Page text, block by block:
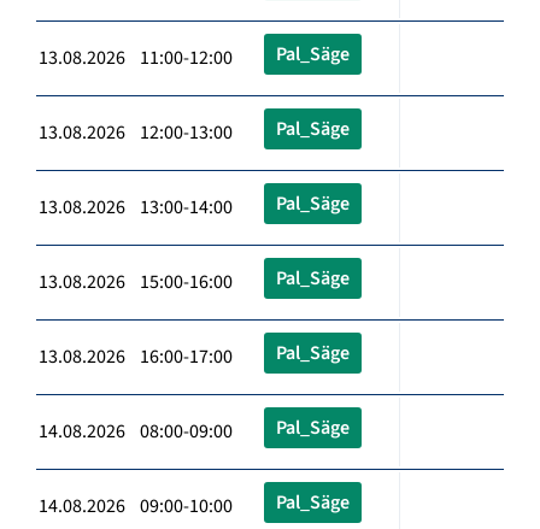
13.08.2026 11:00-12:00 Pal_Säge
13.08.2026 12:00-13:00 Pal_Säge
13.08.2026 13:00-14:00 Pal_Säge
13.08.2026 15:00-16:00 Pal_Säge
13.08.2026 16:00-17:00 Pal_Säge
14.08.2026 08:00-09:00 Pal_Säge
14.08.2026 09:00-10:00 Pal_Säge